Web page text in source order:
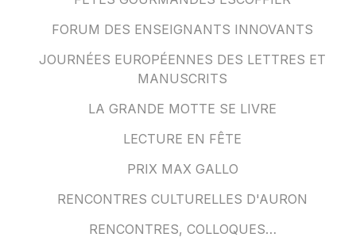
FORUM DES ENSEIGNANTS INNOVANTS
JOURNÉES EUROPÉENNES DES LETTRES ET
MANUSCRITS
LA GRANDE MOTTE SE LIVRE
LECTURE EN FÊTE
PRIX MAX GALLO
RENCONTRES CULTURELLES D'AURON
RENCONTRES, COLLOQUES…